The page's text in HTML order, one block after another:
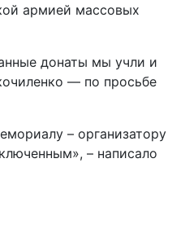
армией массовых
донаты мы учли и
— по просьбе
– организатору
– написало